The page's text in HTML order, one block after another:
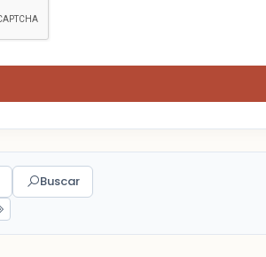
Buscar